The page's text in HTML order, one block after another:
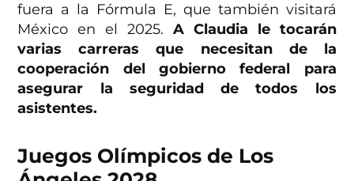
fuera a la Fórmula E, que también visitará
México en el 2025. A Claudia le tocarán
varias carreras que necesitan de la
cooperación del gobierno federal para
asegurar la seguridad de todos los
asistentes.
Juegos Olímpicos de Los